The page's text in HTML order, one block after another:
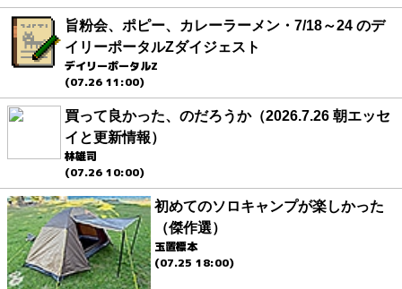
旨粉会、ポピー、カレーラーメン・7/18～24 のデ
イリーポータルZダイジェスト
デイリーポータルZ
(07.26 11:00)
買って良かった、のだろうか（2026.7.26 朝エッセ
イと更新情報）
林雄司
(07.26 10:00)
初めてのソロキャンプが楽しかった
（傑作選）
玉置標本
(07.25 18:00)